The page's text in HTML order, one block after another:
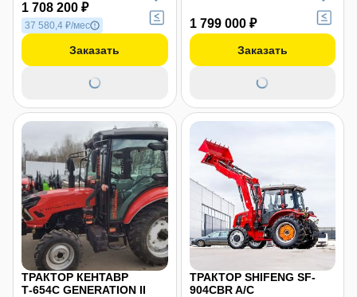
1 708 200 ₽
37 580,4 ₽/мес
Заказать
1 799 000 ₽
Заказать
ТРАКТОР КЕНТАВР
Т-654С GENERATION II
ТРАКТОР SHIFENG SF-
904СBR A/C